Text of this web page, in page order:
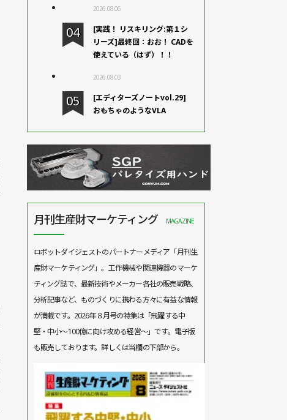
2026.08.06
[実践！ リスキリング:第１シ
リーズ]最終回：おお！ CADを
使えている（はず）！！
2026.08.03
[エディターズノートvol.29]
おもちゃのようなVLA
月刊生産財マーケティング MAGAZINE
ロボットダイジェストのパートナーメディア「月刊生
産財マーケティング」。工作機械や関連機器のマーケ
ティング誌で、最新技術やメーカー各社の販売戦略、
分析記事など、ものづくりに携わる方々に有益な情報
が満載です。2026年８月号の特集は「飛躍する中
堅・中小～100億に向け攻める経営～」です。電子版
も販売しております。詳しくは当欄の下部から。